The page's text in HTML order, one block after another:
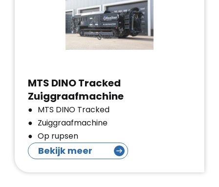
MTS DINO Tracked
Zuiggraafmachine
MTS DINO Tracked
Zuiggraafmachine
Op rupsen
Bekijk meer